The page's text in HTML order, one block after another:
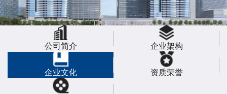
公司简介 企业架构
企业文化 资质荣誉